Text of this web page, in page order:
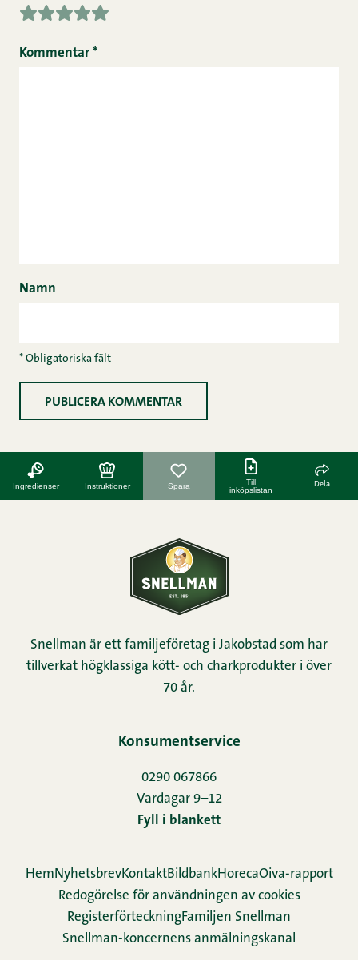
Kommentar *
Namn
* Obligatoriska fält
Ingredienser Instruktioner Spara
Till
inköpslistan
Dela
Snellman är ett familjeföretag i Jakobstad som har
tillverkat högklassiga kött- och charkprodukter i över
70 år.
Konsumentservice
0290 067866
Vardagar 9–12
Fyll i blankett
HemNyhetsbrevKontaktBildbankHorecaOiva-rapport
Redogörelse för användningen av cookies
Re­gis­ter­för­teck­ningFamiljen Snellman
Snellman-koncernens anmälningskanal